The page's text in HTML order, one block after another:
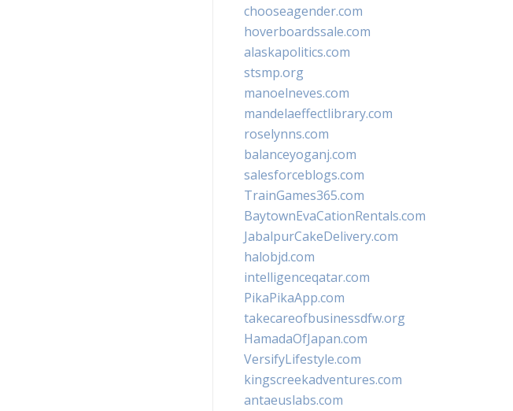
chooseagender.com
hoverboardssale.com
alaskapolitics.com
stsmp.org
manoelneves.com
mandelaeffectlibrary.com
roselynns.com
balanceyoganj.com
salesforceblogs.com
TrainGames365.com
BaytownEvaCationRentals.com
JabalpurCakeDelivery.com
halobjd.com
intelligenceqatar.com
PikaPikaApp.com
takecareofbusinessdfw.org
HamadaOfJapan.com
VersifyLifestyle.com
kingscreekadventures.com
antaeuslabs.com